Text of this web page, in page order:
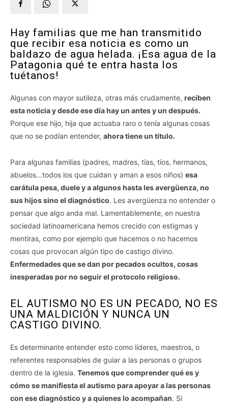
Hay familias que me han transmitido
que recibir esa noticia es como un
baldazo de agua helada. ¡Esa agua de la
Patagonia qué te entra hasta los
tuétanos!
Algunas con mayor sutileza, otras más crudamente, reciben
esta noticia y desde ese día hay un antes y un después.
Porque ese hijo, hija que actuaba raro o tenía algunas cosas
que no se podían entender, ahora tiene un título.
Para algunas familias (padres, madres, tías, tíos, hermanos,
abuelos…todos los que cuidan y aman a esos niños) esa
carátula pesa, duele y a algunos hasta les avergüenza, no
sus hijos sino el diagnóstico. Les avergüenza no entender o
pensar que algo anda mal. Lamentablemente, en nuestra
sociedad latinoamericana hemos crecido con estigmas y
mentiras, como por ejemplo que hacemos o no hacemos
cosas que provocan algún tipo de castigo divino.
Enfermedades que se dan por pecados ocultos, cosas
inesperadas por no seguir el protocolo religioso.
EL AUTISMO NO ES UN PECADO, NO ES
UNA MALDICIÓN Y NUNCA UN
CASTIGO DIVINO.
Es determinante entender esto como líderes, maestros, o
referentes responsables de guiar a las personas o grupos
dentro de la iglesia. Tenemos que comprender qué es y
cómo se manifiesta el autismo para apoyar a las personas
con ese diagnóstico y a quienes lo acompañan. Si